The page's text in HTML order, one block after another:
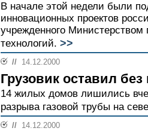
В начале этой недели были
инновационных проектов
учрежденного
технологий. >>
// 14.12.2000
Грузовик оставил
14 жилых домов лишились
разрыва газовой трубы на
// 14.12.2000